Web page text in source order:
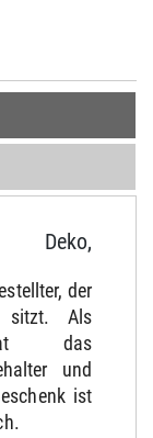
Deko,
der
sitzt. Als
das
und
ist